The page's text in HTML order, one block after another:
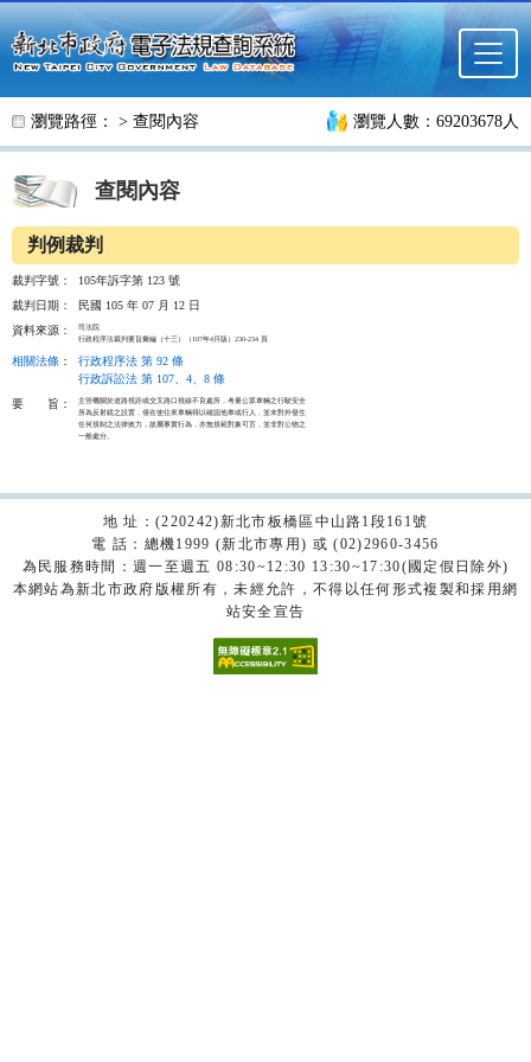
跳至主要內容
瀏覽路徑： > 查閱內容 瀏覽人數：69203678人
查閱內容
判例裁判
裁判字號：
105年訴字第 123 號
裁判日期：
民國 105 年 07 月 12 日
資料來源：
司法院
行政程序法裁判要旨彙編（十三）（107年4月版）230-234 頁
相關法條 ：
行政程序法 第 92 條
行政訴訟法 第 107、4、8 條
要
旨：
主管機關於道路視距或交叉路口視線不良處所，考量公眾車輛之行駛安全
所為反射鏡之設置，僅在使往來車輛得以確認他車或行人，並未對外發生
任何規制之法律效力，故屬事實行為，亦無規範對象可言，並非對公物之
一般處分。
地 址：(220242)新北市板橋區中山路1段161號
電 話：總機1999 (新北市專用) 或 (02)2960-3456
為民服務時間：週一至週五 08:30~12:30 13:30~17:30(國定假日除外)
本網站為新北市政府版權所有，未經允許，不得以任何形式複製和採用網
站安全宣告